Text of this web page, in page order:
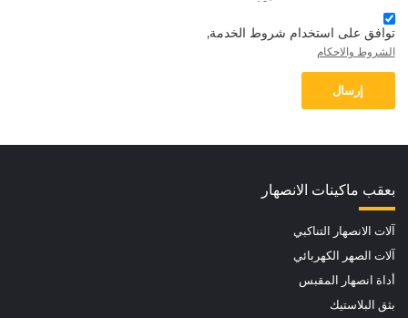
توافق على استخدام شروط الخدمة,
الشروط والاحكام
إرسال
بعقب ماكينات الانصهار
آلات الانصهار التناكبي
آلات الصهر الكهربائي
أداة انصهار المقبس
بثق البلاستيك